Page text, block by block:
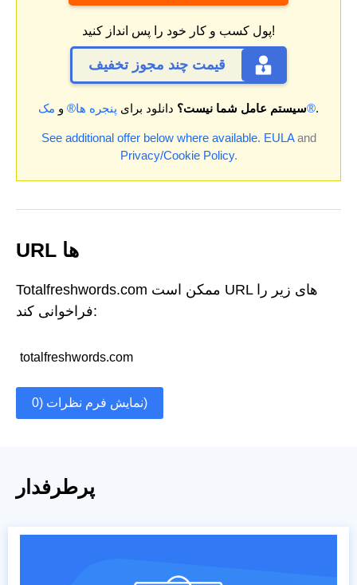
پول کسب و کار خود را پس انداز کنید!
قیمت چند مجوز تخفیف
سیستم عامل شما نیست؟ دانلود برای پنجره ها® و مک®.
See additional offer below where available. EULAand
Privacy/Cookie Policy.
URL ها
Totalfreshwords.com ممکن است URL های زیر را
فراخوانی کند:
totalfreshwords.com
نمایش فرم نظرات (0)
پرطرفدار